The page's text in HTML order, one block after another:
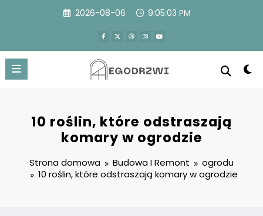
2026-08-06 9:05:04 PM
10 roślin, które odstraszają
komary w ogrodzie
Strona domowa Budowa I Remont
ogrodu
10 roślin, które odstraszają komary w ogrodzie